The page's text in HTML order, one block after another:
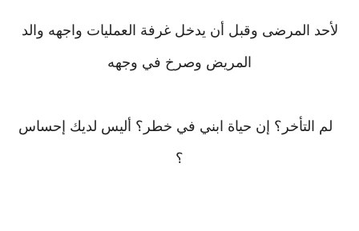
لأحد المرضى وقبل أن يدخل غرفة العمليات واجهه والد
المريض وصرخ في وجهه
لم التأخر؟ إن حياة ابني في خطر؟ أليس لديك إحساس
؟